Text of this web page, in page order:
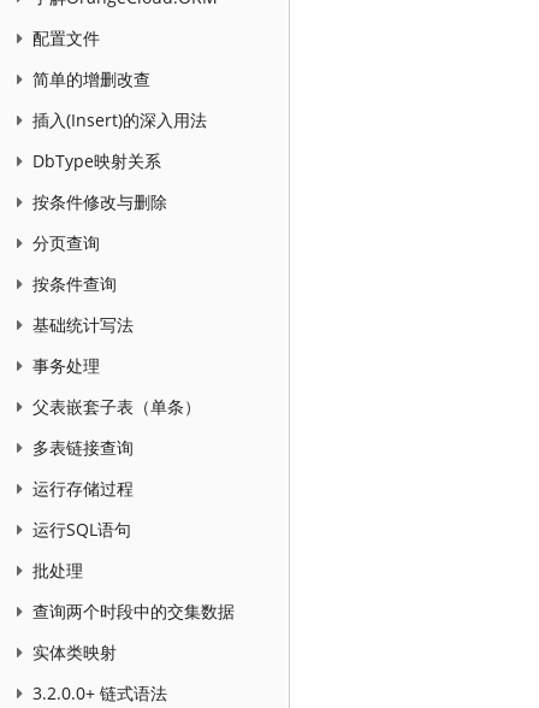
配置文件
简单的增删改查
插入(Insert)的深入用法
DbType映射关系
按条件修改与删除
分页查询
按条件查询
基础统计写法
事务处理
父表嵌套子表（单条）
多表链接查询
运行存储过程
运行SQL语句
批处理
查询两个时段中的交集数据
实体类映射
3.2.0.0+ 链式语法